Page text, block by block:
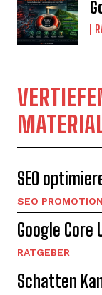
SEO
SEO PROMOTION
Google Core
RATGEBER
Schatten